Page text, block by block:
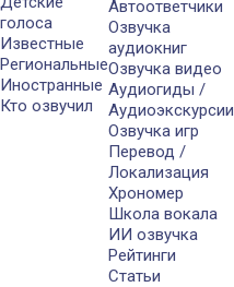
голоса
Известные
Региональные
Иностранные
Кто озвучил
Автоответчики
Озвучка
аудиокниг
Озвучка видео
Аудиогиды /
Аудиоэкскурсии
Озвучка игр
Перевод /
Локализация
Хрономер
Школа вокала
ИИ озвучка
Рейтинги
Статьи